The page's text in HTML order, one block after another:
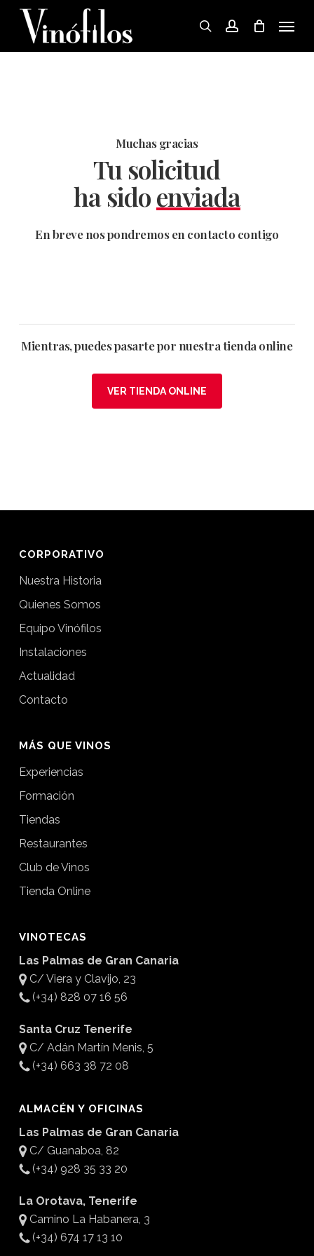
Skip
searchaccount
Muchas gracias
Tu solicitud
ha sidoenviada
En breve nos pondremos en contacto contigo
Mientras, puedes pasarte por nuestra tienda online
VER TIENDA ONLINE
CORPORATIVO
Nuestra Historia
Quienes Somos
Equipo Vinófilos
Instalaciones
Actualidad
Contacto
MÁS QUE VINOS
Experiencias
Formación
Tiendas
Restaurantes
Club de Vinos
Tienda Online
VINOTECAS
Las Palmas de Gran Canaria
C/ Viera y Clavijo, 23
(+34) 828 07 16 56
Santa Cruz Tenerife
C/ Adán Martín Menis, 5
(+34) 663 38 72 08
ALMACÉN Y OFICINAS
Las Palmas de Gran Canaria
C/ Guanaboa, 82
(+34) 928 35 33 20
La Orotava, Tenerife
Camino La Habanera, 3
(+34) 674 17 13 10